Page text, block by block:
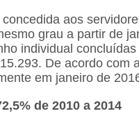
aos
grau a partir de
individual
De acordo com
em janeiro de
de 2010 a 2014